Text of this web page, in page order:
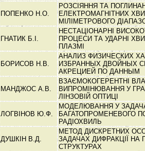
ПОПЕНКО Н.О.
РОЗСІЯННЯ ТА
ЕЛЕКТРОМАГНІТНИХ
МІЛІМЕТРОВОГО
ГНАТИК Б.І.
НЕСТАЦІОНАРНІ
ПРОЦЕСИ ТА УДАРНІ
ПЛАЗМІ
БОРИСОВ Н.В.
АНАЛИЗ ФИЗИЧЕСКИХ
ИЗБРАННЫХ ДВОЙНЫХ
АКРЕЦИЕЙ ПО ДАННЫМ
МАНДЖОС А.В.
ВЗАЄМОКОГЕРЕНТНІ
ВИПРОМІНЮВАННЯ У
ЛІНЗОВІЙ ОПТИЦІ
ЛОГВІНОВ Ю.Ф.
МОДЕЛЮВАННЯ У
БАГАТОПРОМЕНЕВОГО
РАДІОХВИЛЬ
ДУШКІН В.Д.
МЕТОД ДИСКРЕТНИХ
ЗАДАЧАХ ДИФРАКЦІЇ НА
СТРУКТУРАХ